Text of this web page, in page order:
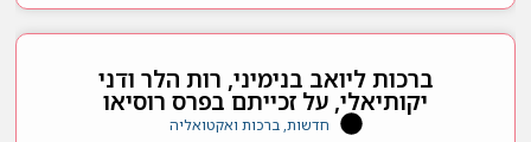
ברכות ליואב בנימיני, רות הלר ודני
יקותיאלי, על זכייתם בפרס רוסיאו
חדשות, ברכות ואקטואליה